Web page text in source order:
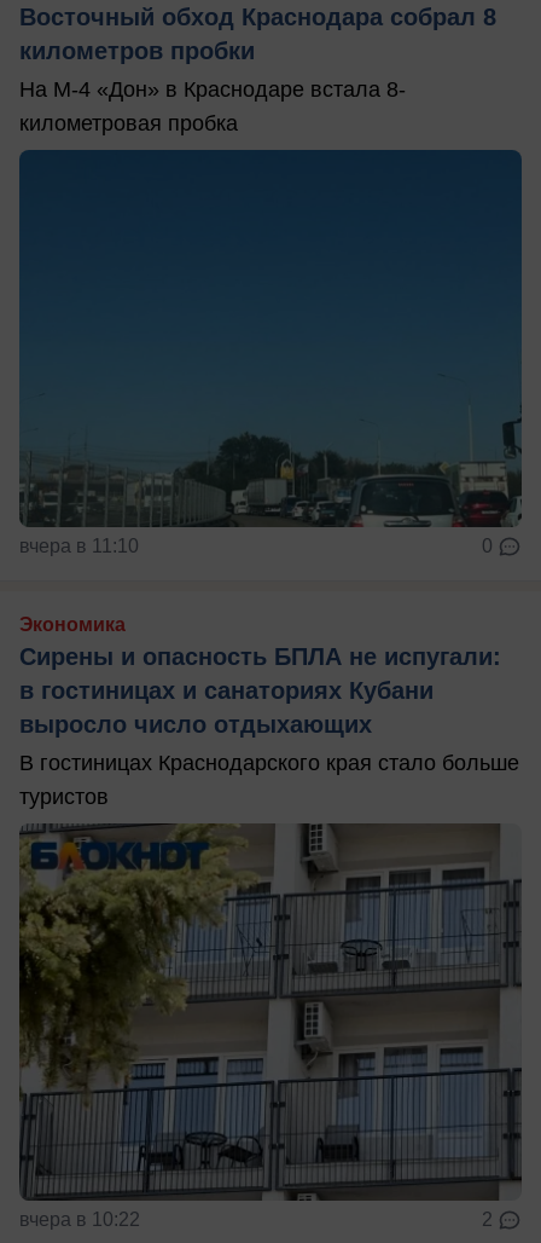
Восточный обход Краснодара собрал 8
километров пробки
На М-4 «Дон» в Краснодаре встала 8-
километровая пробка
вчера в 11:10 0
Экономика
Сирены и опасность БПЛА не испугали:
в гостиницах и санаториях Кубани
выросло число отдыхающих
В гостиницах Краснодарского края стало больше
туристов
вчера в 10:22 2